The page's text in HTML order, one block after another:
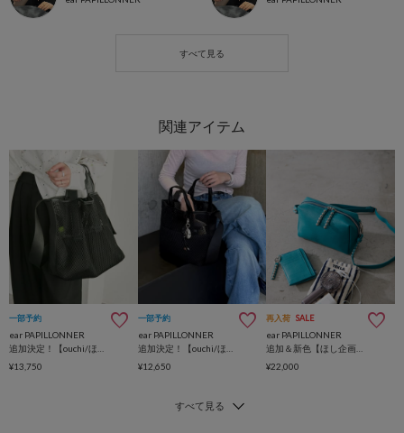
一部予約
ear PAPILLONNER
¥13,750
一部予約
ear PAPILLONNER
¥12,650
再入荷 SALE
ear PAPILLONNER
¥22,000